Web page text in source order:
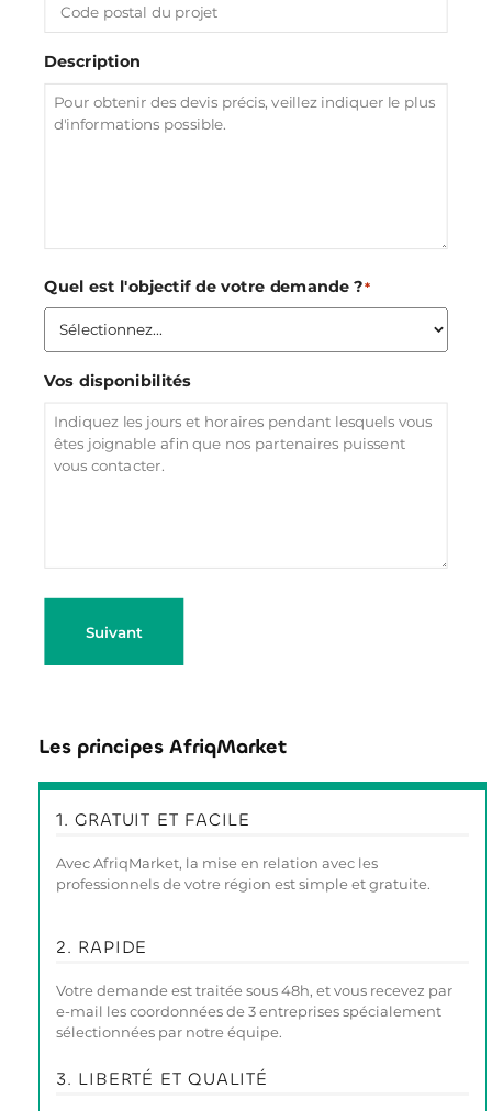
Description
Quel est l'objectif de votre demande ?*
Vos disponibilités
Suivant
Les principes AfriqMarket
1. GRATUIT ET FACILE
Avec AfriqMarket, la mise en relation avec les
professionnels de votre région est simple et gratuite.
2. RAPIDE
Votre demande est traitée sous 48h, et vous recevez par
e-mail les coordonnées de 3 entreprises spécialement
sélectionnées par notre équipe.
3. LIBERTÉ ET QUALITÉ